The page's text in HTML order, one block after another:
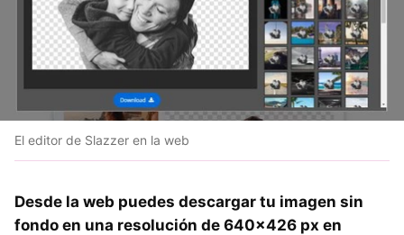
El editor de Slazzer en la web
Desde la web puedes descargar tu imagen sin
fondo en una resolución de 640x426 px en